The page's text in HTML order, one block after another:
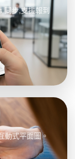
同步,支援報到
動式平面圖。